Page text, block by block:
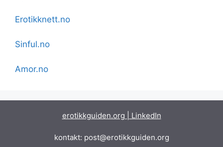
Erotikknett.no
Sinful.no
Amor.no
erotikkguiden.org | LinkedIn
kontakt: post@erotikkguiden.org